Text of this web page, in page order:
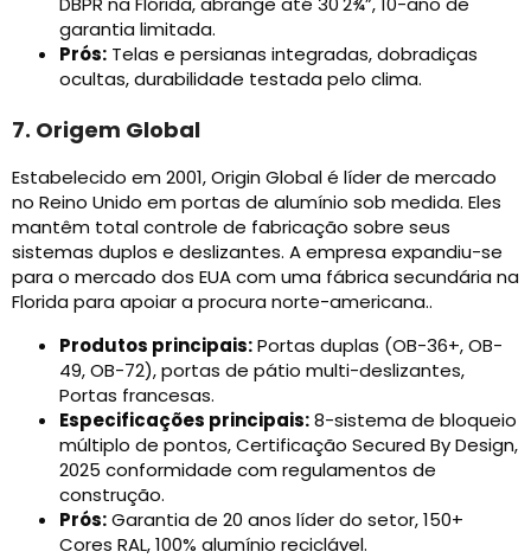
garantia limitada.
Prós: Telas e persianas integradas, dobradiças
ocultas, durabilidade testada pelo clima.
7. Origem Global
Estabelecido em 2001, Origin Global é líder de mercado
no Reino Unido em portas de alumínio sob medida. Eles
mantêm total controle de fabricação sobre seus
sistemas duplos e deslizantes. A empresa expandiu-se
para o mercado dos EUA com uma fábrica secundária na
Florida para apoiar a procura norte-americana..
Produtos principais:Portas duplas (OB-36+, OB-
49, OB-72), portas de pátio multi-deslizantes,
Portas francesas.
Especificações principais:8-sistema de bloqueio
múltiplo de pontos, Certificação Secured By Design,
2025 conformidade com regulamentos de
construção.
Prós:Garantia de 20 anos líder do setor, 150+
Cores RAL, 100% alumínio reciclável.